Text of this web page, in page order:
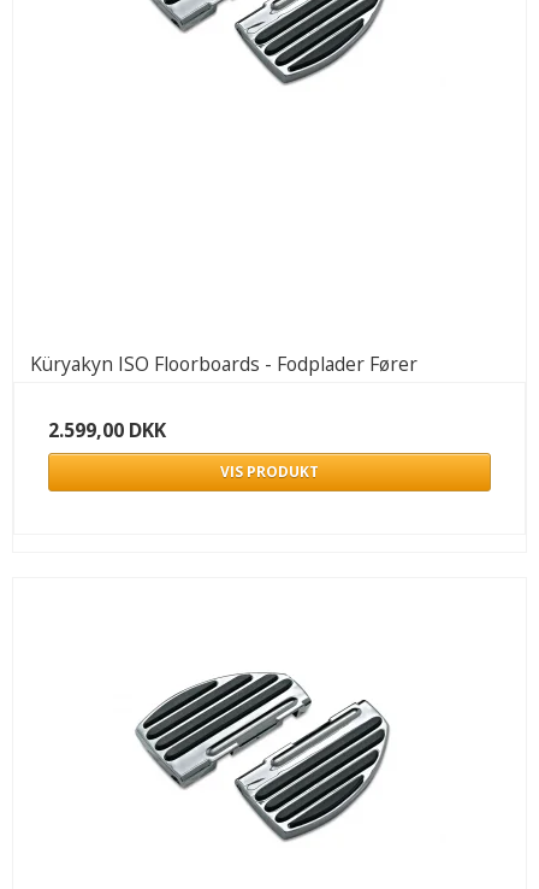
Küryakyn ISO Floorboards - Fodplader Fører
2.599,00 DKK
VIS PRODUKT